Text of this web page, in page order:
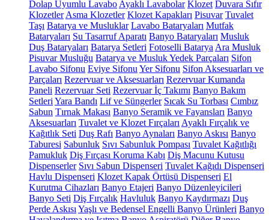
Dolap Uyumlu Lavabo Ayaklı Lavabolar Klozet Duvara Sıfır
Klozetler Asma Klozetler Klozet Kapakları Pisuvar Tuvalet
Taşı Batarya ve Musluklar Lavabo Bataryaları Mutfak
Bataryaları Su Tasarruf Aparatı Banyo Bataryaları Musluk
Duş Bataryaları Batarya Setleri Fotoselli Batarya Ara Musluk
Pisuvar Musluğu Batarya ve Musluk Yedek Parçaları Sifon
Lavabo Sifonu Eviye Sifonu Yer Sifonu Sifon Aksesuarları ve
Parçaları Rezervuar ve Aksesuarları Rezervuar Kumanda
Paneli Rezervuar Seti Rezervuar İç Takımı Banyo Bakım
Setleri Yara Bandı Lif ve Süngerler Sıcak Su Torbası Cımbız
Sabun Tırnak Makası Banyo Seramik ve Fayansları Banyo
Aksesuarları Tuvalet ve Klozet Fırçaları Ayaklı Fırçalık ve
Kağıtlık Seti Duş Rafı Banyo Aynaları Banyo Askısı Banyo
Taburesi Sabunluk Sıvı Sabunluk Pompası Tuvalet Kağıtlığı
Pamukluk Diş Fırçası Koruma Kabı Diş Macunu Kutusu
Dispenserler Sıvı Sabun Dispenseri Tuvalet Kağıdı Dispenseri
Havlu Dispenseri Klozet Kapak Örtüsü Dispenseri El
Kurutma Cihazları Banyo Etajeri Banyo Düzenleyicileri
Banyo Seti Diş Fırçalık Havluluk Banyo Kaydırmazı Duş
Perde Askısı Yaşlı ve Bedensel Engelli Banyo Ürünleri Banyo